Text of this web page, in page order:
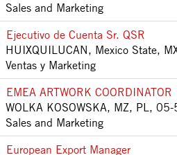
Sales and Marketing
Ejecutivo de Cuenta Sr. QSR
HUIXQUILUCAN, Mexico State,
Ventas y Marketing
EMEA ARTWORK COORDINATOR
WOLKA KOSOWSKA, MZ, PL,
Sales and Marketing
European Export Manager